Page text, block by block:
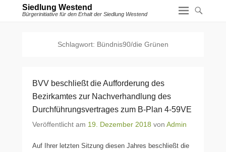
Siedlung Westend
Bürgerinitiative für den Erhalt der Siedlung Westend
Schlagwort: Bündnis90/die Grünen
BVV beschließt die Aufforderung des
Bezirkamtes zur Nachverhandlung des
Durchführungsvertrages zum B-Plan 4-59VE
Veröffentlicht am 19. Dezember 2018 von Admin
Auf Ihrer letzten Sitzung diesen Jahres beschließt die